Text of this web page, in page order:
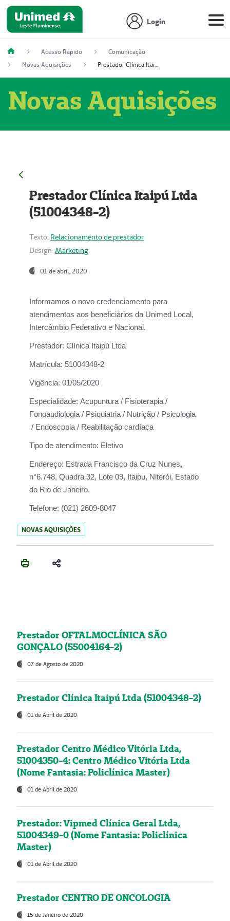
Login
Acesso Rápido
Comunicação
Novas Aquisições
Prestador Clínica Itaipú Ltda (51004348-2)
Novas Aquisições
Prestador Clínica Itaipú Ltda
(51004348-2)
Texto: Relacionamento de prestador
Design: Marketing
01 de abril, 2020
Informamos o novo credenciamento para
atendimentos aos beneficiários da Unimed Local,
Intercâmbio Federativo e Nacional.
Prestador: Clínica Itaipú Ltda
Matrícula: 51004348-2
Vigência: 01/05/2020
Especialidade: Acupuntura / Fisioterapia /
Fonoaudiologia / Psiquiatria / Nutrição / Psicologia
/ Endoscopia / Reabilitação cardíaca
Tipo de atendimento: Eletivo
Endereço: Estrada Francisco da Cruz Nunes,
n°6.748, Quadra 32, Lote 09, Itaipu, Niterói, Estado
do Rio de Janeiro.
Telefone: (021) 2609-8047
NOVAS AQUISIÇÕES
Prestador OFTALMOCLÍNICA SÃO
GONÇALO (55004164-2)
07 de Agosto de 2020
Prestador Clínica Itaipú Ltda (51004348-2)
01 de Abril de 2020
Prestador Centro Médico Vitória Ltda,
51004350-4: Centro Médico Vitória Ltda
(Nome Fantasia: Policlínica Master)
01 de Abril de 2020
Prestador: Vipmed Clínica Geral Ltda,
51004349-0 (Nome Fantasia: Policlínica
Master)
01 de Abril de 2020
Prestador CENTRO DE ONCOLOGIA
15 de Janeiro de 2020